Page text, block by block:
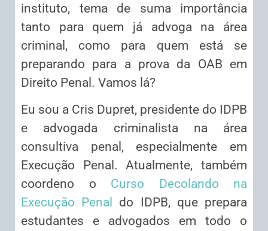
instituto, tema de suma importância
tanto para quem já advoga na área
criminal, como para quem está se
preparando para a prova da OAB em
Direito Penal. Vamos lá?
Eu sou a Cris Dupret, presidente do IDPB
e advogada criminalista na área
consultiva penal, especialmente em
Execução Penal. Atualmente, também
coordeno o Curso Decolando na
Execução Penal
do IDPB, que prepara
estudantes e advogados em todo o